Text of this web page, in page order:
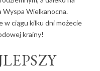
Wyspa Wielkanocna.
w ciągu kilku dni możecie
krainy!